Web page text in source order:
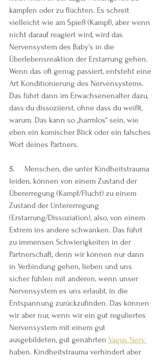
kämpfen oder zu flüchten. Es schreit
vielleicht wie am Spieß (Kampf), aber wenn
nicht darauf reagiert wird, wird das
Nervensystem des Baby’s in die
Überlebensreaktion der Erstarrung gehen.
Wenn das oft genug passiert, entsteht eine
Art Konditionierung des Nervensystems.
Das führt dann im Erwachsenenalter dazu,
dass du dissoziierst, ohne dass du weißt,
warum. Das kann so „harmlos“ sein, wie
eben ein komischer Blick oder ein falsches
Wort deines Partners.
5. Menschen, die unter Kindheitstrauma
leiden, können von einem Zustand der
Übererregung (Kampf/Flucht) zu einem
Zustand der Untererregung
(Erstarrung/Dissoziation), also, von einem
Extrem ins andere schwanken. Das führt
zu immensen Schwierigkeiten in der
Partnerschaft, denn wir können nur dann
in Verbindung gehen, lieben und uns
sicher fühlen mit anderen, wenn unser
Nervensystem es uns erlaubt, in die
Entspannung zurückzufinden. Das können
wir aber nur, wenn wir ein gut reguliertes
Nervensystem mit einem gut
ausgebildeten, gut genährten Vagus Nerv
haben. Kindheitstrauma verhindert aber